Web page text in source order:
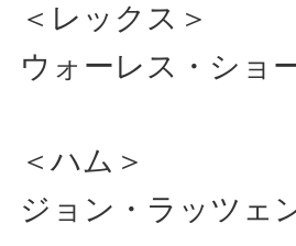
＜レックス＞
ウォーレス・ショ
＜ハム＞
ジョン・ラッツェ